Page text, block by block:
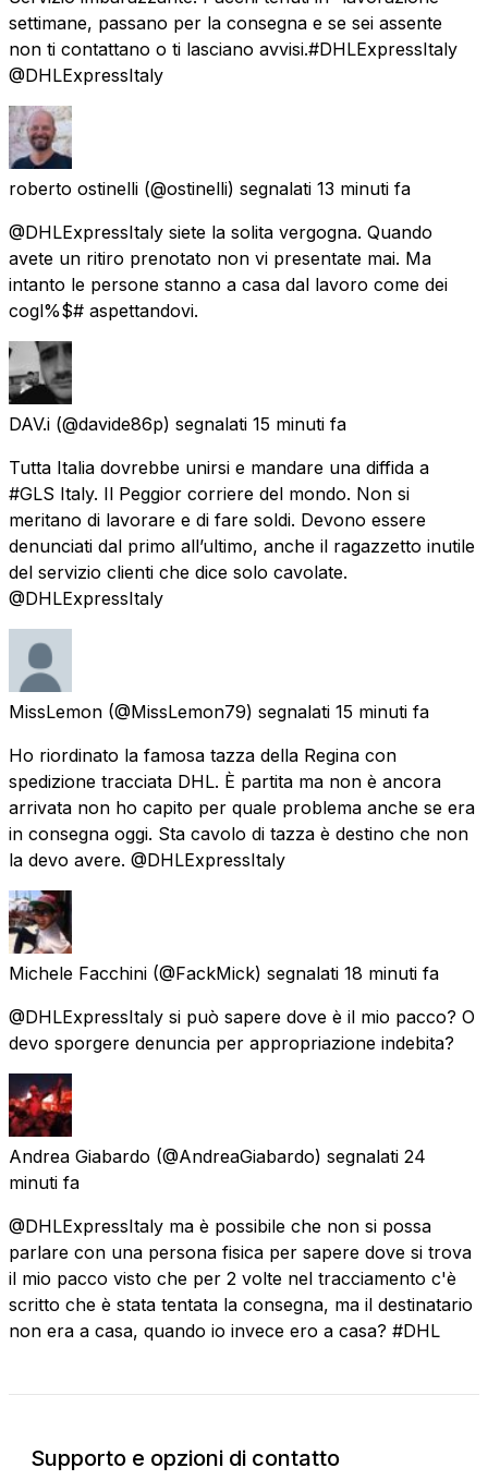
settimane, passano per la consegna e se sei assente
non ti contattano o ti lasciano avvisi.#DHLExpressItaly
@DHLExpressItaly
roberto ostinelli (@ostinelli) segnalati 13 minuti fa
@DHLExpressItaly siete la solita vergogna. Quando
avete un ritiro prenotato non vi presentate mai. Ma
intanto le persone stanno a casa dal lavoro come dei
cogl%$# aspettandovi.
DAV.i (@davide86p) segnalati 15 minuti fa
Tutta Italia dovrebbe unirsi e mandare una diffida a
#GLS Italy. Il Peggior corriere del mondo. Non si
meritano di lavorare e di fare soldi. Devono essere
denunciati dal primo all’ultimo, anche il ragazzetto inutile
del servizio clienti che dice solo cavolate.
@DHLExpressItaly
MissLemon (@MissLemon79) segnalati 15 minuti fa
Ho riordinato la famosa tazza della Regina con
spedizione tracciata DHL. È partita ma non è ancora
arrivata non ho capito per quale problema anche se era
in consegna oggi. Sta cavolo di tazza è destino che non
la devo avere. @DHLExpressItaly
Michele Facchini (@FackMick) segnalati 18 minuti fa
@DHLExpressItaly si può sapere dove è il mio pacco? O
devo sporgere denuncia per appropriazione indebita?
Andrea Giabardo (@AndreaGiabardo) segnalati 24
minuti fa
@DHLExpressItaly ma è possibile che non si possa
parlare con una persona fisica per sapere dove si trova
il mio pacco visto che per 2 volte nel tracciamento c'è
scritto che è stata tentata la consegna, ma il destinatario
non era a casa, quando io invece ero a casa? #DHL
Supporto e opzioni di contatto